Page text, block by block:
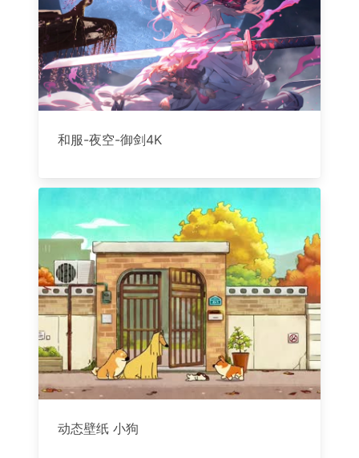
和服-夜空-御剑4K
动态壁纸 小狗